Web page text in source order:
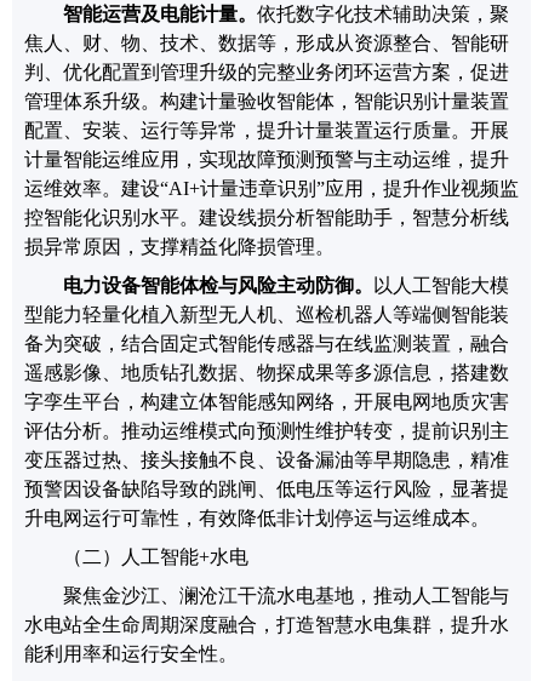
智能运营及电能计量。 依托数字化技术辅助决策，聚
焦人、财、物、技术、数据等，形成从资源整合、智能研
判、优化配置到管理升级的完整业务闭环运营方案，促进
管理体系升级。 构建计量验收智能体，智能识别计量装置
配置、安装、运行等异常，提升计量装置运行质量。开展
计量智能运维应用，实现故障预测预警与主动运维，提升
运维效率。建设“AI+计量违章识别 ”应用，提升作业视频监
控智能化识别水平。建设线损分析智能助手，智慧分析线
损异常原因，支撑精益化降损管理。
电力设备智能体检与风险主动防御。
以 人工智能大模
型能力轻量化植入新型无人机、巡检机器人等端侧智能装
备为突破，结合固定式智能传感器与在线监测装置， 融合
遥感影像、地质钻孔数据、物探成果等多源信息，搭建数
字孪生平台， 构建立体智能感知网络 ， 开展电网地质灾害
评估分析。 推动运维模式向预测性维护转变， 提前识别主
变压器过热、接头接触不良、设备漏油等早期隐患，精准
预警因设备缺陷导致的跳闸、低电压等运行风险 ，显著提
升电网运行可靠性，有效降低非计划停运与运维成本。
（二）
人工智能+水电
聚焦金沙江、澜沧江干流水电基地，推动人工智能与
水电站全生命周期深度融合，打造智慧水电集群，提升水
能利用率和运行安全性。